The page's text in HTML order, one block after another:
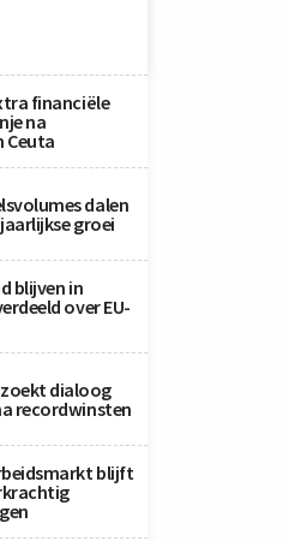
financiële
na
Ceuta
dalen
groei
blijven in
over EU-
dialoog
recordwinsten
blijft